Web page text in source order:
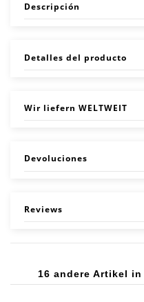
Descripción
Detalles del producto
Wir liefern WELTWEIT
Devoluciones
Reviews
16 andere Artikel